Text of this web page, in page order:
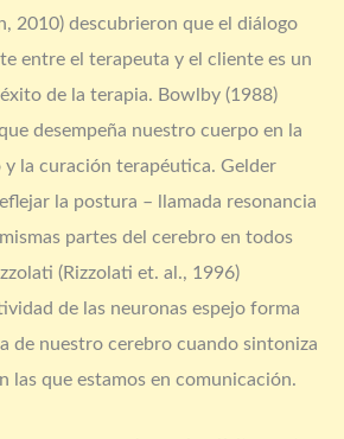
2010) descubrieron que el diálogo
entre el terapeuta y el cliente es un
de la terapia. Bowlby (1988)
desempeña nuestro cuerpo en la
la curación terapéutica. Gelder
la postura – llamada resonancia
partes del cerebro en todos
(Rizzolati et. al., 1996)
de las neuronas espejo forma
de nuestro cerebro cuando sintoniza
las que estamos en comunicación.